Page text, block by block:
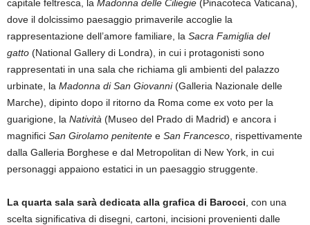
capitale feltresca, la Madonna delle Ciliegie (Pinacoteca Vaticana),
dove il dolcissimo paesaggio primaverile accoglie la
rappresentazione dell’amore familiare, la Sacra Famiglia del
gatto (National Gallery di Londra), in cui i protagonisti sono
rappresentati in una sala che richiama gli ambienti del palazzo
urbinate, la Madonna di San Giovanni(Galleria Nazionale delle
Marche), dipinto dopo il ritorno da Roma come ex voto per la
guarigione, la Natività (Museo del Prado di Madrid) e ancora i
magnifici San Girolamo penitente e San Francesco , rispettivamente
dalla Galleria Borghese e dal Metropolitan di New York, in cui
personaggi appaiono estatici in un paesaggio struggente.
La quarta sala sarà dedicata alla grafica di Barocci , con una
scelta significativa di disegni, cartoni, incisioni provenienti dalle